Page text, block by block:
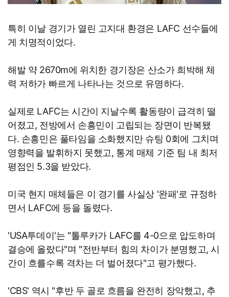
특히 이날 경기가 열린 고지대 환경은 LAFC 선수들에
게 치명적이었다.
해발 약 2670m에 위치한 경기장은 산소가 희박해 체
력 저하가 빠르게 나타나는 것으로 유명하다.
실제로 LAFC는 시간이 지날수록 활동량이 급격히 떨
어졌고, 전방에서 손흥민이 고립되는 장면이 반복됐
다. 손흥민은 풀타임을 소화했지만 슈팅 0회에 그치며
영향력을 발휘하지 못했고, 통계 매체 기준 팀 내 최저
평점인 5.3을 받았다.
미국 현지 매체들은 이 경기를 사실상 '완패'로 규정하
면서 LAFC에 등을 돌렸다.
'USA투데이'는 "톨루카가 LAFC를 4-0으로 압도하며
결승에 올랐다"며 "전반부터 힘의 차이가 분명했고, 시
간이 흐를수록 격차는 더 벌어졌다"고 평가했다.
'CBS' 역시 "후반 두 골로 흐름을 완전히 장악했고, 추